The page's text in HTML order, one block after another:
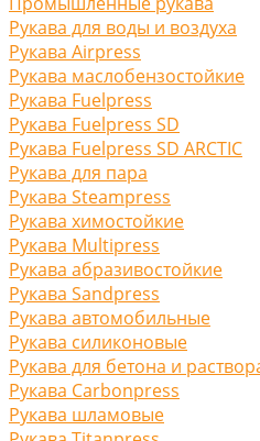
Рукава для воды и воздуха
Рукава Airpress
Рукава маслобензостойкие
Рукава Fuelpress
Рукава Fuelpress SD
Рукава Fuelpress SD ARCTIC
Рукава для пара
Рукава Steampress
Рукава химостойкие
Рукава Multipress
Рукава абразивостойкие
Рукава Sandpress
Рукава автомобильные
Рукава силиконовые
Рукава для бетона и
Рукава Carbonpress
Рукава шламовые